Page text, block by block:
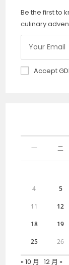
Be the first to
culinary
Accept
一 二
4 5
11 12
18 19
25 26
« 10 月 12 月 »